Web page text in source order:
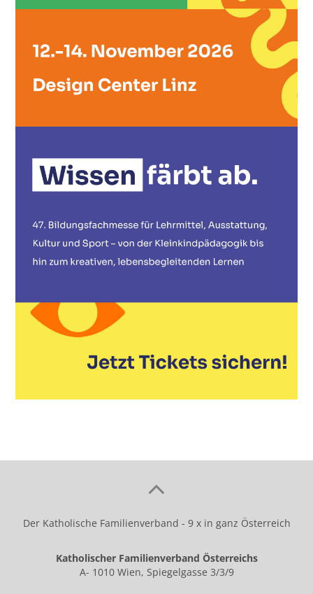
Der Katholische Familienverband - 9 x in ganz Österreich
Katholischer Familienverband Österreichs
A- 1010 Wien, Spiegelgasse 3/3/9